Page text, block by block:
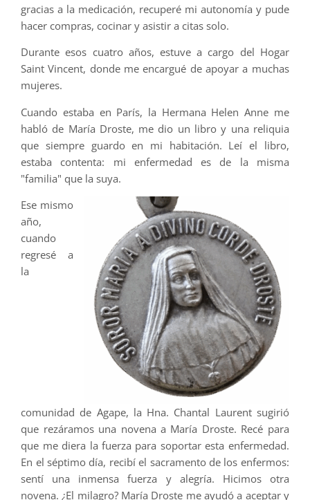
gracias a la medicación, recuperé mi autonomía y pude
hacer compras, cocinar y asistir a citas solo.
Durante esos cuatro años, estuve a cargo del Hogar
Saint Vincent, donde me encargué de apoyar a muchas
mujeres.
Cuando estaba en París, la Hermana Helen Anne me
habló de María Droste, me dio un libro y una reliquia
que siempre guardo en mi habitación. Leí el libro,
estaba contenta: mi enfermedad es de la misma
"familia" que la suya.
Ese mismo
año,
cuando
regresé a
la
comunidad de Agape, la Hna. Chantal Laurent sugirió
que rezáramos una novena a María Droste. Recé para
que me diera la fuerza para soportar esta enfermedad.
En el séptimo día, recibí el sacramento de los enfermos:
sentí una inmensa fuerza y alegría. Hicimos otra
novena. ¿El milagro? María Droste me ayudó a aceptar y